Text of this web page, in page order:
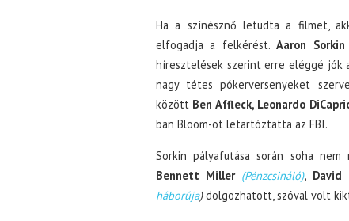
Ha a színésznő letudta a filmet,
elfogadja a felkérést. Aaron Sorkin
híresztelések szerint erre eléggé jók
nagy tétes pókerversenyeket
között Ben Affleck, Leonardo
ban Bloom-ot letartóztatta az FBI.
Sorkin pályafutása során soha
Bennett Miller (Pénzcsináló), David
háborúja)dolgozhatott, szóval volt